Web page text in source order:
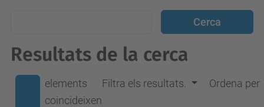
Resultats de la cerca
elements
coincideixen
Filtra els resultats. Ordena per